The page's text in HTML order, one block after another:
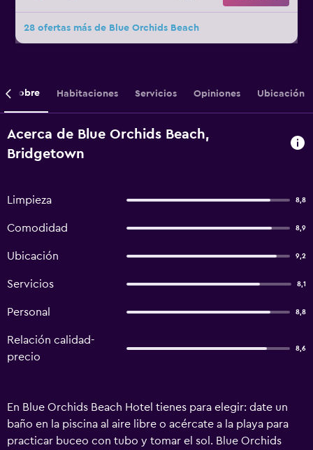
28 ofertas más de Blue Orchids Beach
Sobre Habitaciones Servicios Opiniones Ubicación
Acerca de Blue Orchids Beach,
Bridgetown
Limpieza 8,8
Comodidad 8,9
Ubicación 9,2
Servicios 8,1
Personal 8,8
Relación calidad-
precio
8,6
En Blue Orchids Beach Hotel tienes para elegir: date un
baño en la piscina al aire libre o acércate a la playa para
practicar buceo con tubo y tomar el sol. Blue Orchids